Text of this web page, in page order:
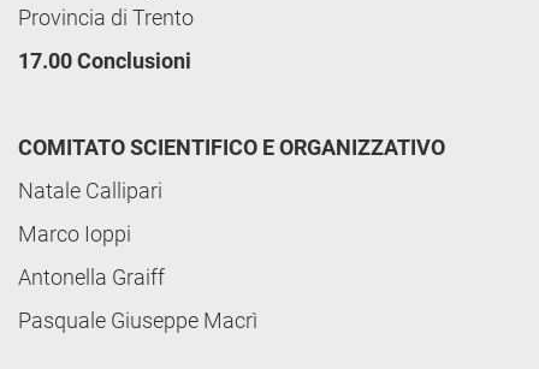
Provincia di Trento
17.00 Conclusioni
COMITATO SCIENTIFICO E ORGANIZZATIVO
Natale Callipari
Marco Ioppi
Antonella Graiff
Pasquale Giuseppe Macrì